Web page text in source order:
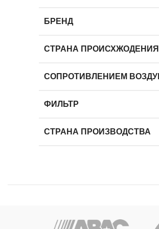
БРЕНД
СТРАНА ПРОИСХЖОДЕНИЯ
СОПРОТИВЛЕНИЕМ
ФИЛЬТР
СТРАНА ПРОИЗВОДСТВА